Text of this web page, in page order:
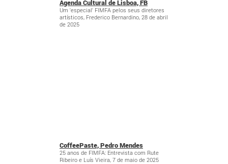
Agenda Cultural de Lisboa, FB
Um 'especial' FIMFA pelos seus diretores
artísticos, Frederico Bernardino, 28 de abril
de 2025
CoffeePaste, Pedro Mendes
25 anos de FIMFA: Entrevista com Rute
Ribeiro e Luís Vieira, 7 de maio de 2025